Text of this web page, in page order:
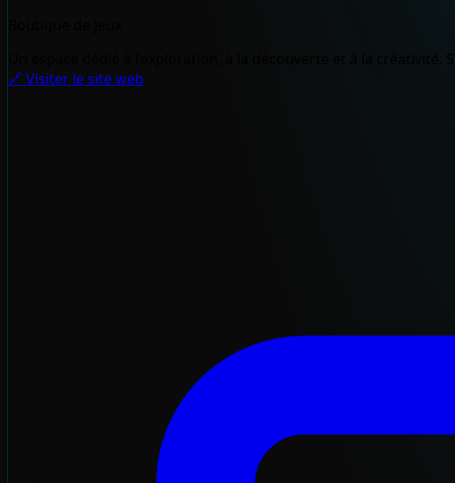
Un espace dédié à l’exploration, à la découverte et à la
🔗 Visiter le site web